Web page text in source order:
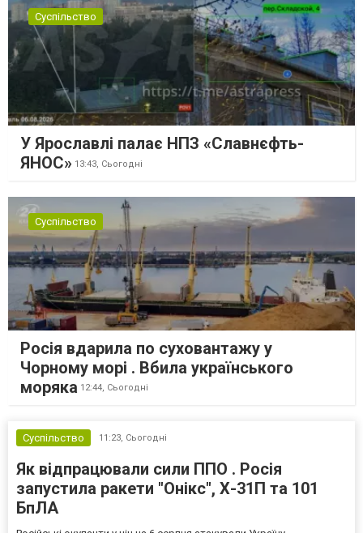
Суспільство
У Ярославлі палає НПЗ «Славнєфть-
ЯНОС» 13:43, Сьогодні
Суспільство
Росія вдарила по суховантажу у
Чорному морі . Вбила українського
моряка 12:44, Сьогодні
Суспільство 11:23, Сьогодні
Як відпрацювали сили ППО . Росія
запустила ракети "Онікс", Х-31П та 101
БпЛА